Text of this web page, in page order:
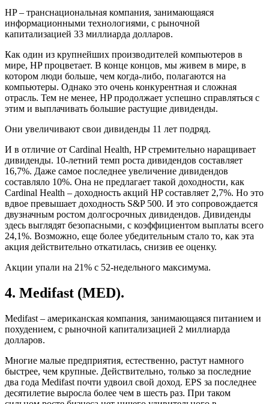
HP – транснациональная компания, занимающаяся
информационными технологиями, с рыночной
капитализацией 33 миллиарда долларов.
Как один из крупнейших производителей компьютеров в
мире, HP процветает. В конце концов, мы живем в мире, в
котором люди больше, чем когда-либо, полагаются на
компьютеры. Однако это очень конкурентная и сложная
отрасль. Тем не менее, HP продолжает успешно справляться с
этим и выплачивать большие растущие дивиденды.
Они увеличивают свои дивиденды 11 лет подряд.
И в отличие от Cardinal Health, HP стремительно наращивает
дивиденды. 10-летний темп роста дивидендов составляет
16,7%. Даже самое последнее увеличение дивидендов
составляло 10%. Она не предлагает такой доходности, как
Cardinal Health – доходность акций HP составляет 2,7%. Но это
вдвое превышает доходность S&P 500. И это сопровождается
двузначным ростом долгосрочных дивидендов. Дивиденды
здесь выглядят безопасными, с коэффициентом выплаты всего
24,1%. Возможно, еще более убедительным стало то, как эта
акция действительно откатилась, снизив ее оценку.
Акции упали на 21% с 52-недельного максимума.
4. Medifast (MED).
Medifast – американская компания, занимающаяся питанием и
похудением, с рыночной капитализацией 2 миллиарда
долларов.
Многие малые предприятия, естественно, растут намного
быстрее, чем крупные. Действительно, только за последние
два года Medifast почти удвоил свой доход. EPS за последнее
десятилетие выросла более чем в шесть раз. При таком